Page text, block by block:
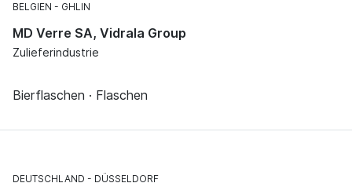
BELGIEN GHLIN
MD Verre SA, Vidrala Group
Zulieferindustrie
Bierflaschen · Flaschen
DEUTSCHLAND DÜSSELDORF